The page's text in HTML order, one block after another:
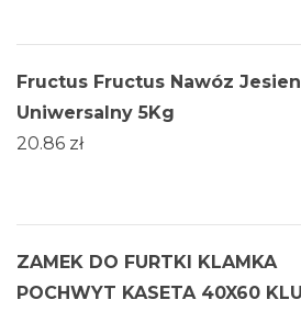
Fructus Fructus Nawóz
Uniwersalny 5Kg
20.86 zł
ZAMEK DO FURTKI KLAMKA
POCHWYT KASETA 40X60